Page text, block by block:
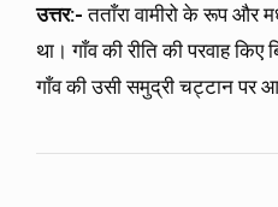
उत्तर:-तताँरा वामीरो के रूप और
था। गाँव की रीति की परवाह
गाँव की उसी समुद्री चट्टान पर